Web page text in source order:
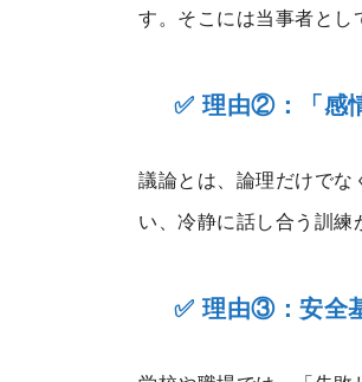
す。そこには当事者とし
✅ 理由②：「感
議論とは、論理だけでな
い、冷静に話し合う訓練
✅ 理由③：安全